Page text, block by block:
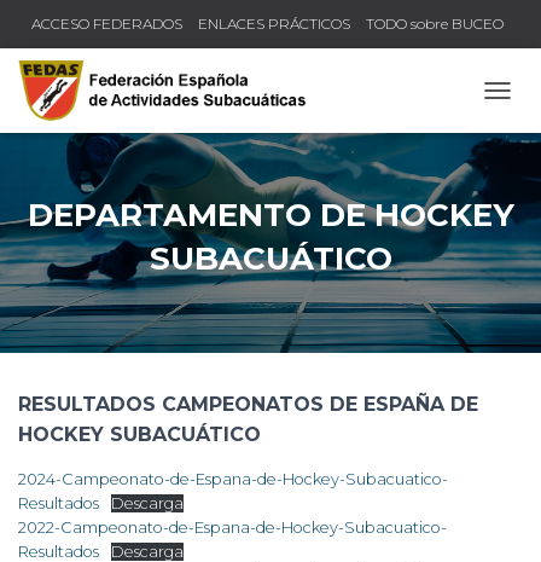
ACCESO FEDERADOS ENLACES PRÁCTICOS TODO sobre BUCEO
COMPRUEBA TU TÍTULO Y LICENCIA
DEPARTAMENTO DE HOCKEY
SUBACUÁTICO
RESULTADOS CAMPEONATOS DE ESPAÑA DE
HOCKEY SUBACUÁTICO
2024-Campeonato-de-Espana-de-Hockey-Subacuatico-
Resultados
Descarga
2022-Campeonato-de-Espana-de-Hockey-Subacuatico-
Resultados
Descarga